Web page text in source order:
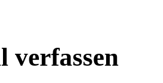
verfassen